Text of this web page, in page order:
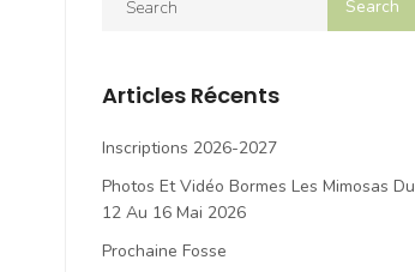
Articles Récents
Inscriptions 2026-2027
Photos Et Vidéo Bormes Les Mimosas Du
12 Au 16 Mai 2026
Prochaine Fosse